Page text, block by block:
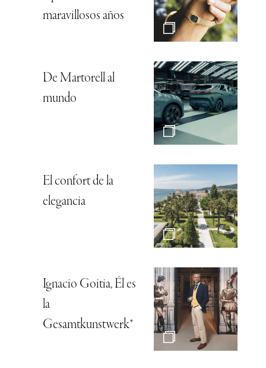
maravillosos años
De Martorell al
mundo
El confort de la
elegancia
Ignacio Goitia, Él es
la
Gesamtkunstwerk*